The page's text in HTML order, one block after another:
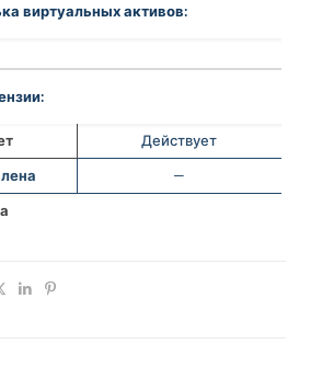
виртуальных активов:
Действует
—